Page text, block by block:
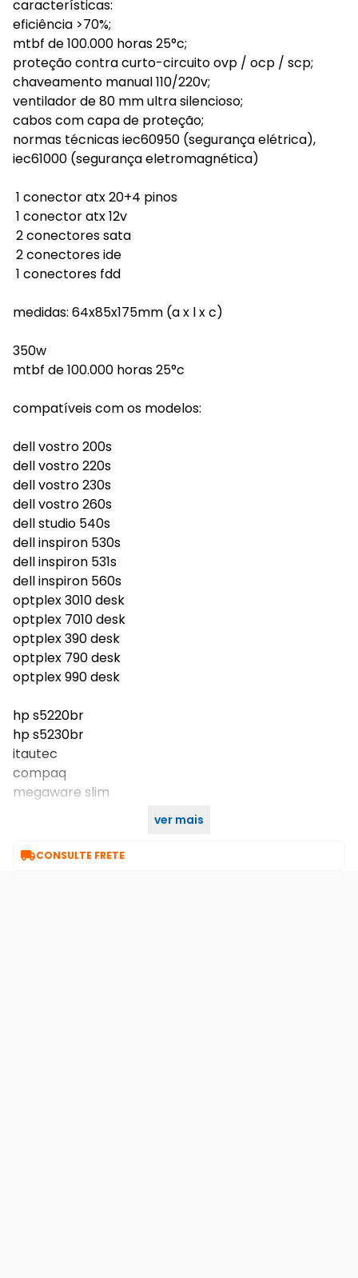
características:
eficiência >70%;
mtbf de 100.000 horas 25°c;
proteção contra curto-circuito ovp / ocp / scp;
chaveamento manual 110/220v;
ventilador de 80 mm ultra silencioso;
cabos com capa de proteção;
normas técnicas iec60950 (segurança elétrica),
iec61000 (segurança eletromagnética)
1 conector atx 20+4 pinos
1 conector atx 12v
2 conectores sata
2 conectores ide
1 conectores fdd
medidas: 64x85x175mm (a x l x c)
350w
mtbf de 100.000 horas 25°c
compatíveis com os modelos:
dell vostro 200s
dell vostro 220s
dell vostro 230s
dell vostro 260s
dell studio 540s
dell inspiron 530s
dell inspiron 531s
dell inspiron 560s
optplex 3010 desk
optplex 7010 desk
optplex 390 desk
optplex 790 desk
optplex 990 desk
hp s5220br
hp s5230br
itautec
compaq
megaware slim
ver mais
CONSULTE FRETE